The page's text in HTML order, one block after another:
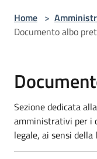
Home >
Documento albo
Sezione dedicata
amministrativi per i
legale, ai sensi